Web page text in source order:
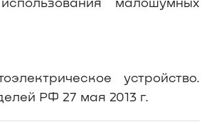
устройство.
РФ 27 мая 2013 г.